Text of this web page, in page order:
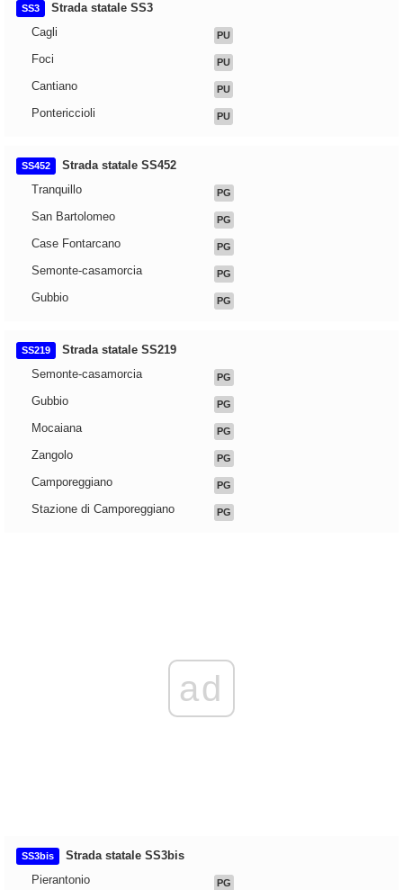
SS3
Strada statale SS3
Cagli
PU
Foci PU
Cantiano PU
Pontericcioli PU
SS452
Strada statale SS452
Tranquillo
PG
San Bartolomeo PG
Case Fontarcano PG
Semonte-casamorcia PG
Gubbio PG
SS219
Strada statale SS219
Semonte-casamorcia
PG
Gubbio PG
Mocaiana PG
Zangolo PG
Camporeggiano PG
Stazione di Camporeggiano PG
ad
SS3bis
Strada statale SS3bis
Pierantonio
PG